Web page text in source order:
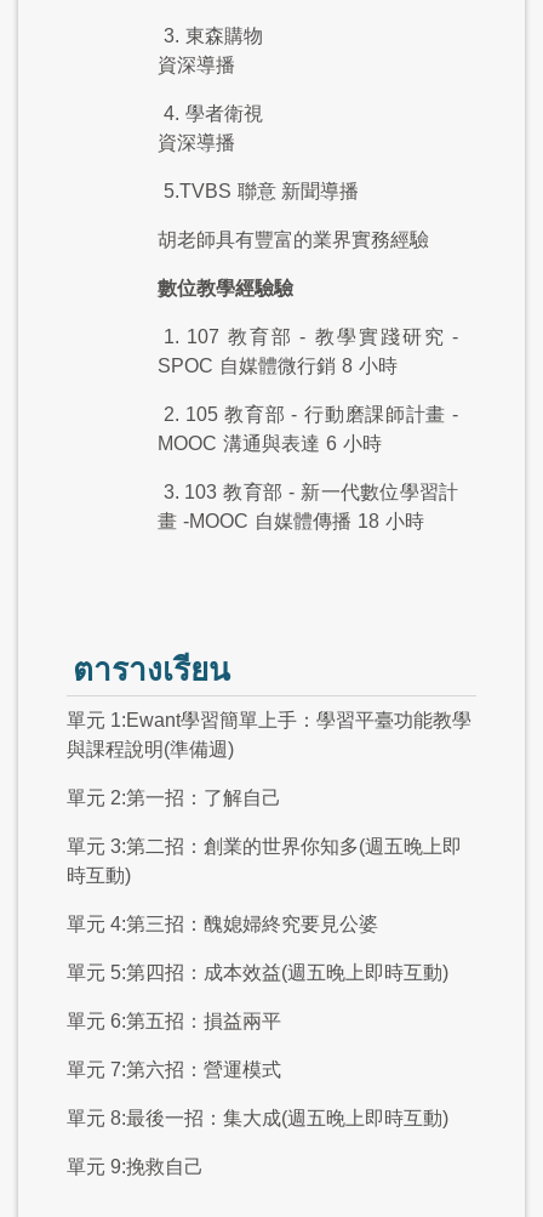
3. 東森購物
資深導播
4. 學者衛視
資深導播
5.TVBS 聯意 新聞導播
胡老師具有豐富的業界實務經驗
數位教學經驗驗
1. 107 教育部 - 教學實踐研究 -
SPOC 自媒體微行銷 8 小時
2. 105 教育部 - 行動磨課師計畫 -
MOOC 溝通與表達 6 小時
3. 103 教育部 - 新一代數位學習計
畫 -MOOC 自媒體傳播 18 小時
ตารางเรียน
單元 1:Ewant學習簡單上手：學習平臺功能教學
與課程說明(準備週)
單元 2:第一招：了解自己
單元 3:第二招：創業的世界你知多(週五晚上即
時互動)
單元 4:第三招：醜媳婦終究要見公婆
單元 5:第四招：成本效益(週五晚上即時互動)
單元 6:第五招：損益兩平
單元 7:第六招：營運模式
單元 8:最後一招：集大成(週五晚上即時互動)
單元 9:挽救自己